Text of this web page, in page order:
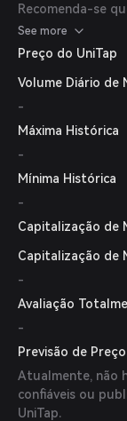
Recomenda-se
exchanges de
atualizadas.
See more
Preço do UniTap
Volume Diário de
-
Máxima Histórica
-
Mínima Histórica
-
Capitalização de
Capitalização de
-
Avaliação
-
Previsão de
Atualmente, não
confiáveis ou
UniTap.